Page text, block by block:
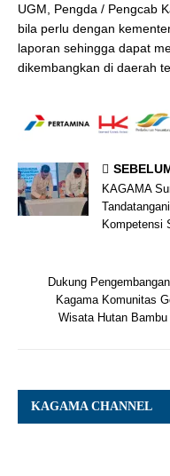
UGM, Pengda / Pengcab
bila perlu dengan
laporan sehingga dapat
dikembangkan di daerah
KAGAMA
Kompetensi
Dukung
Kagama Komunitas
Wisata Hutan
KAGAMA CHANNEL